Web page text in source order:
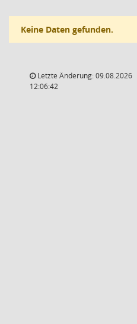
Keine Daten gefunden.
Letzte Änderung: 09.08.2026
12:06:42